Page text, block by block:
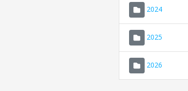
2024
2025
2026